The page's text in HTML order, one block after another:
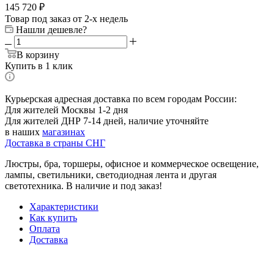
145 720 ₽
Товар под заказ от 2-х недель
Нашли дешевле?
В корзину
Купить в 1 клик
Курьерская адресная доставка по всем городам России:
Для жителей Москвы 1-2 дня
Для жителей ДНР 7-14 дней, наличие уточняйте
в наших магазинах
Доставка в страны СНГ
Люстры, бра, торшеры, офисное и коммерческое освещение,
лампы, светильники, светодиодная лента и другая
светотехника. В наличие и под заказ!
Характеристики
Как купить
Оплата
Доставка